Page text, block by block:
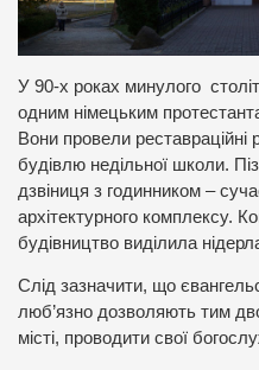
У 90-х роках минулого
одним німецьким
Вони провели
будівлю недільної школи.
дзвіниця з годинником –
архітектурного комплексу.
будівництво виділила
Слід зазначити, що
люб’язно дозволяють тим
місті, проводити свої